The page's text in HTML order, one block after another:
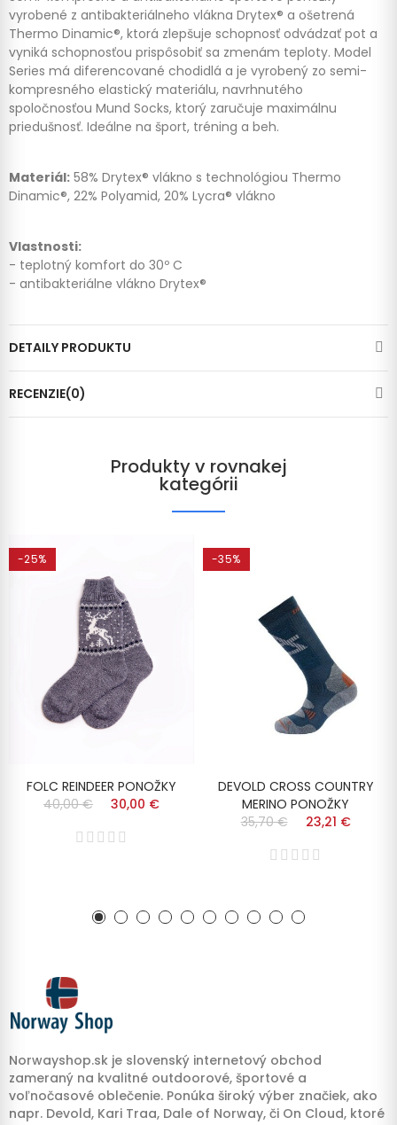
vyrobené z antibakteriálneho vlákna Drytex® a ošetrená
Thermo Dinamic®, ktorá zlepšuje schopnosť odvádzať pot a
vyniká schopnosťou prispôsobiť sa zmenám teploty. Model
Series má diferencované chodidlá a je vyrobený zo semi-
kompresného elastický materiálu, navrhnutého
spoločnosťou Mund Socks, ktorý zaručuje maximálnu
priedušnosť. Ideálne na šport, tréning a beh.
Materiál: 58% Drytex® vlákno s technológiou Thermo
Dinamic®, 22% Polyamid, 20% Lycra® vlákno
Vlastnosti:
- teplotný komfort do 30º C
- antibakteriálne vlákno Drytex®
DETAILY PRODUKTU
RECENZIE(0)
Produkty v rovnakej
kategórii
-25%
FOLC REINDEER PONOŽKY
40,00 €
30,00 €
-35%
DEVOLD CROSS COUNTRY
MERINO PONOŽKY
35,70 €
23,21 €
Norwayshop.sk je slovenský internetový obchod
zameraný na kvalitné outdoorové, športové a
voľnočasové oblečenie. Ponúka široký výber značiek, ako
napr. Devold, Kari Traa, Dale of Norway, či On Cloud, ktoré